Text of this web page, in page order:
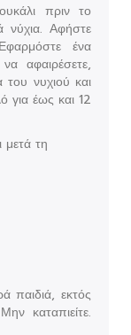
πριν το
νύχια. Αφήστε
ένα
αφαιρέσετε,
του νυχιού και
για έως και 12
μετά τη
παιδιά, εκτός
καταπιείτε.